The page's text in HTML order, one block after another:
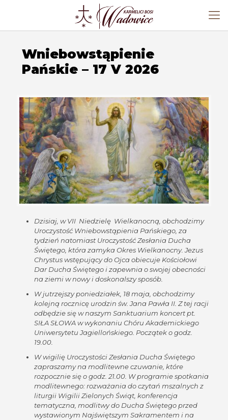
Wniebowstąpienie
Pańskie – 17 V 2026
Dzisiaj, w VII Niedzielę Wielkanocną, obchodzimy
Uroczystość Wniebowstąpienia Pańskiego, za
tydzień natomiast Uroczystość Zesłania Ducha
Świętego, która zamyka Okres Wielkanocny. Jezus
Chrystus wstępujący do Ojca obiecuje Kościołowi
Dar Ducha Świętego i zapewnia o swojej obecności
na ziemi w nowy i doskonalszy sposób.
W jutrzejszy poniedziałek, 18 maja, obchodzimy
kolejną rocznicę urodzin św. Jana Pawła II. Z tej racji
odbędzie się w naszym Sanktuarium koncert pt.
SIŁA SŁOWA w wykonaniu Chóru Akademickiego
Uniwersytetu Jagiellońskiego. Początek o godz.
19.00.
W wigilię Uroczystości Zesłania Ducha Świętego
zapraszamy na modlitewne czuwanie, które
rozpocznie się o godz. 21.00. W programie spotkania
modlitewnego: rozważania do czytań mszalnych z
liturgii Wigilii Zielonych Świąt, konferencja
tematyczna, modlitwy do Ducha Świętego przed
wystawionym Najświętszym Sakramentem i na